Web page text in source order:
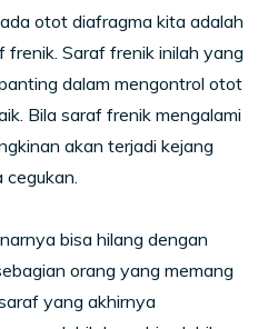
otot diafragma kita adalah
Saraf frenik inilah yang
dalam mengontrol otot
Bila saraf frenik mengalami
akan terjadi kejang
cegukan.
bisa hilang dengan
orang yang memang
yang akhirnya